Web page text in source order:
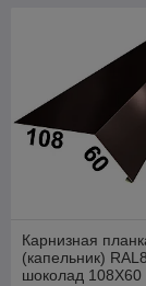
Карнизная
(капельник)
шоколад